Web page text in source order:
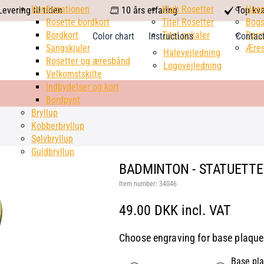
til tiden calendar
10 års erfaring
check
mark
Top
Color chart
Instructions
Halevejledning
Logovejledning
Konfirmationen
Rosette bordkort
Bordkort
Sangskjuler
Rosetter og æresbånd
Velkomstskilte
Indbydelser og kort
Bordpynt
Bryllup
Kobberbryllup
Sølvbryllup
Guldbryllup
Klub Rosetter
Titel Rosetter
Titel pokaler
BADMINTON -
Item number: 34046
49.00 DKK incl. VAT
Choose engraving for base plaque
Base